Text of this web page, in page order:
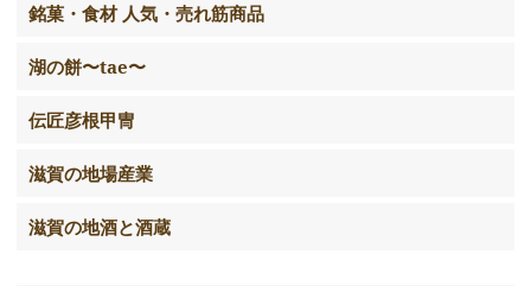
銘菓・食材 人気・売れ筋商品
湖の餅〜tae〜
伝匠彦根甲冑
滋賀の地場産業
滋賀の地酒と酒蔵